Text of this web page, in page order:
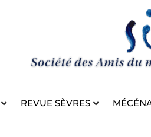
REVUE SÈVRES